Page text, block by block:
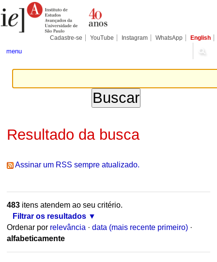
para
conteúdo.
Pessoais
Cadastre-se YouTube Instagram WhatsApp English
menu
Resultado da busca
Assinar um RSS sempre atualizado.
483itens atendem ao seu critério.
Filtrar os resultados
Ordenar por relevância · data (mais recente primeiro) ·
alfabeticamente